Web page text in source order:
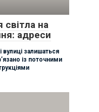
світла на
адреси
залишаться
із поточними